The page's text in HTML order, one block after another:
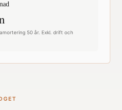
50 år. Exkl. drift och